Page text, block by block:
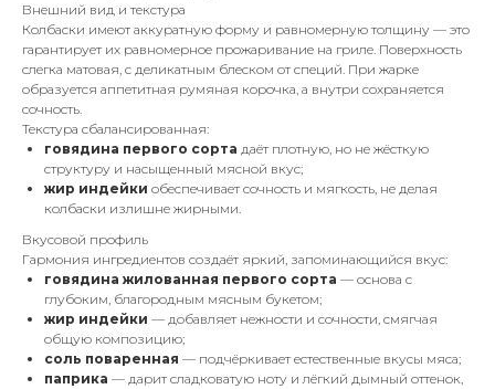
Внешний вид и текстура
Колбаски имеют аккуратную форму и равномерную толщину — это
гарантирует их равномерное прожаривание на гриле. Поверхность
слегка матовая, с деликатным блеском от специй. При жарке
образуется аппетитная румяная корочка, а внутри сохраняется
сочность.
Текстура сбалансированная:
говядина первого сорта даёт плотную, но не жёсткую
структуру и насыщенный мясной вкус;
жир индейки обеспечивает сочность и мягкость, не делая
колбаски излишне жирными.
Вкусовой профиль
Гармония ингредиентов создаёт яркий, запоминающийся вкус:
говядина жилованная первого сорта — основа с
глубоким, благородным мясным букетом;
жир индейки — добавляет нежности и сочности, смягчая
общую композицию;
соль поваренная — подчёркивает естественные вкусы мяса;
паприка — дарит сладковатую ноту и лёгкий дымный оттенок,